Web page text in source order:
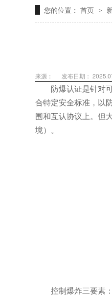
您的位置： 首页 >
来源： 发布日期：
防爆认证是针对可
合特定安全标准，以
围和互认协议上。但
境）。
控制爆炸三要素：